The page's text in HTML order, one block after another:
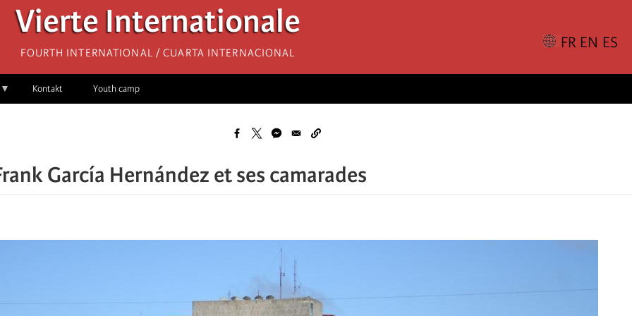
Vierte Internationale
Fourth International / Cuarta Internacional
Kontakt Youth camp
García Hernández et ses camarades